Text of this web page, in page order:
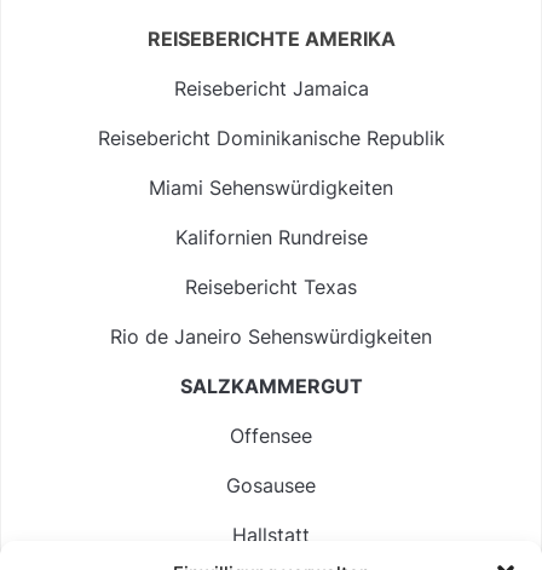
REISEBERICHTE AMERIKA
Reisebericht Jamaica
Reisebericht Dominikanische Republik
Miami Sehenswürdigkeiten
Kalifornien Rundreise
Reisebericht Texas
Rio de Janeiro Sehenswürdigkeiten
SALZKAMMERGUT
Offensee
Gosausee
Hallstatt